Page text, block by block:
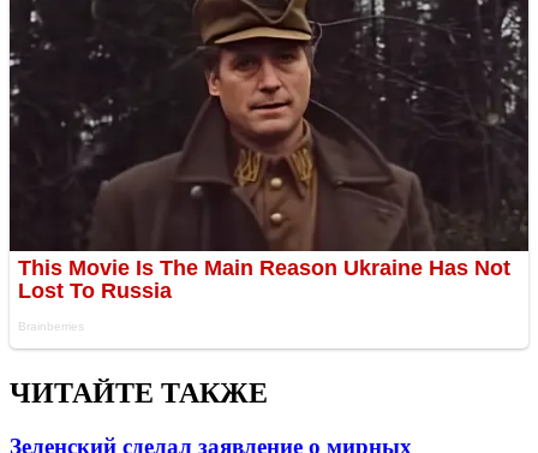
ЧИТАЙТЕ ТАКЖЕ
Зеленский сделал заявление о мирных